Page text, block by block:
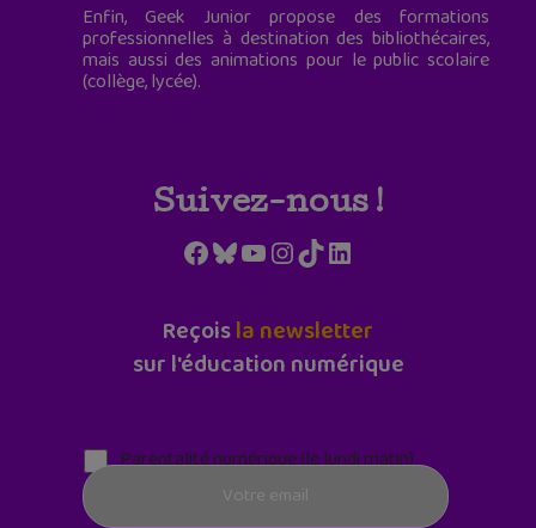
Enfin, Geek Junior propose des formations
professionnelles à destination des bibliothécaires,
mais aussi des animations pour le public scolaire
(collège, lycée).
Suivez-nous !
Facebook
Bluesky
YouTube
Instagram
TikTokLinkedIn
Reçoisla newsletter
sur l'éducation numérique
Parentalité numérique (le lundi matin)